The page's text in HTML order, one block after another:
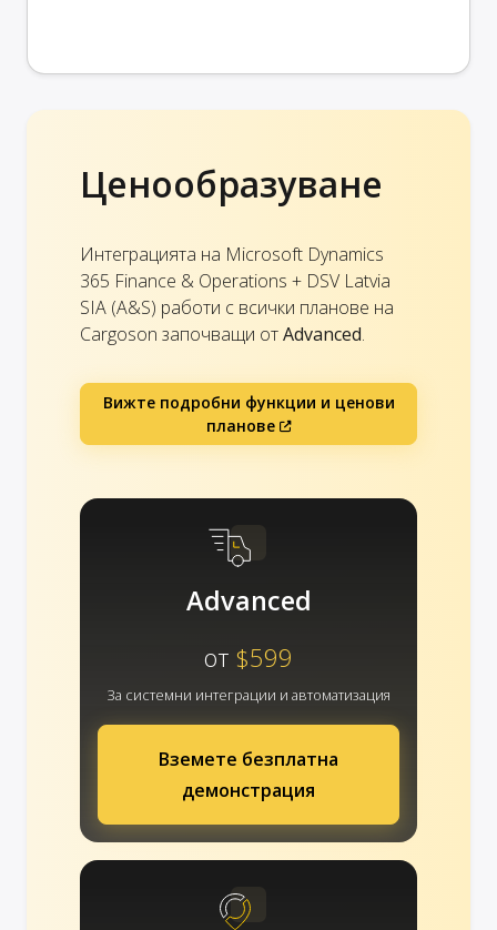
Ценообразуване
Интеграцията на Microsoft Dynamics
365 Finance & Operations + DSV Latvia
SIA (A&S) работи с всички планове на
Cargoson започващи отAdvanced.
Вижте подробни функции и ценови
планове
Advanced
от $599
За системни интеграции и автоматизация
Вземете безплатна
демонстрация